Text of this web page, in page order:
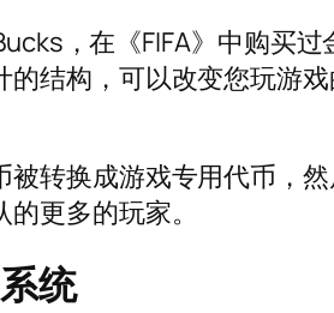
，在《FIFA》中购买
结构，可以改变您玩游
转换成游戏专用代币，
更多的玩家。
统